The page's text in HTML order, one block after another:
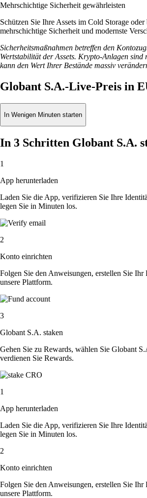
Mehrschichtige Sicherheit gewährleisten
Schützen Sie Ihre Assets im Cold Storage
mehrschichtige Sicherheit und modernste
Sicherheitsmaßnahmen betreffen den
Wertstabilität der Assets. Krypto-Anlagen
kann den Wert Ihrer Bestände massiv
Globant S.A.-Live-Preis in
In Wenigen Minuten starten
In 3 Schritten Globant S.A.
1
App herunterladen
Laden Sie die App, verifizieren Sie Ihre
legen Sie in Minuten los.
2
Konto einrichten
Folgen Sie den Anweisungen, erstellen Sie Ihr
unsere Plattform.
3
Globant S.A. staken
Gehen Sie zu Rewards, wählen Sie Globant
verdienen Sie Rewards.
1
App herunterladen
Laden Sie die App, verifizieren Sie Ihre
legen Sie in Minuten los.
2
Konto einrichten
Folgen Sie den Anweisungen, erstellen Sie Ihr
unsere Plattform.